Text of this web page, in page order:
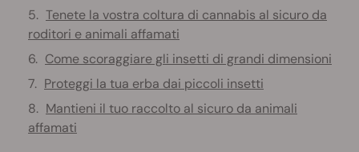
Tenete la vostra coltura di cannabis al sicuro da
roditori e animali affamati
Come scoraggiare gli insetti di grandi dimensioni
Proteggi la tua erba dai piccoli insetti
Mantieni il tuo raccolto al sicuro da animali
affamati